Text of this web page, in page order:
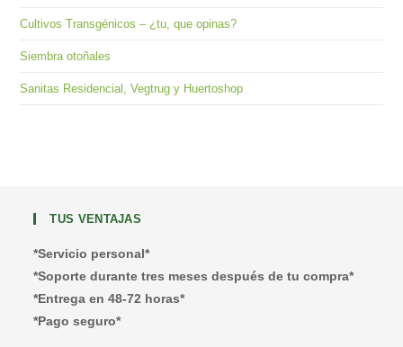
Cultivos Transgénicos – ¿tu, que opinas?
Siembra otoñales
Sanitas Residencial, Vegtrug y Huertoshop
TUS VENTAJAS
*Servicio personal*
*Soporte durante tres meses después de tu compra*
*Entrega en 48-72 horas*
*Pago seguro*